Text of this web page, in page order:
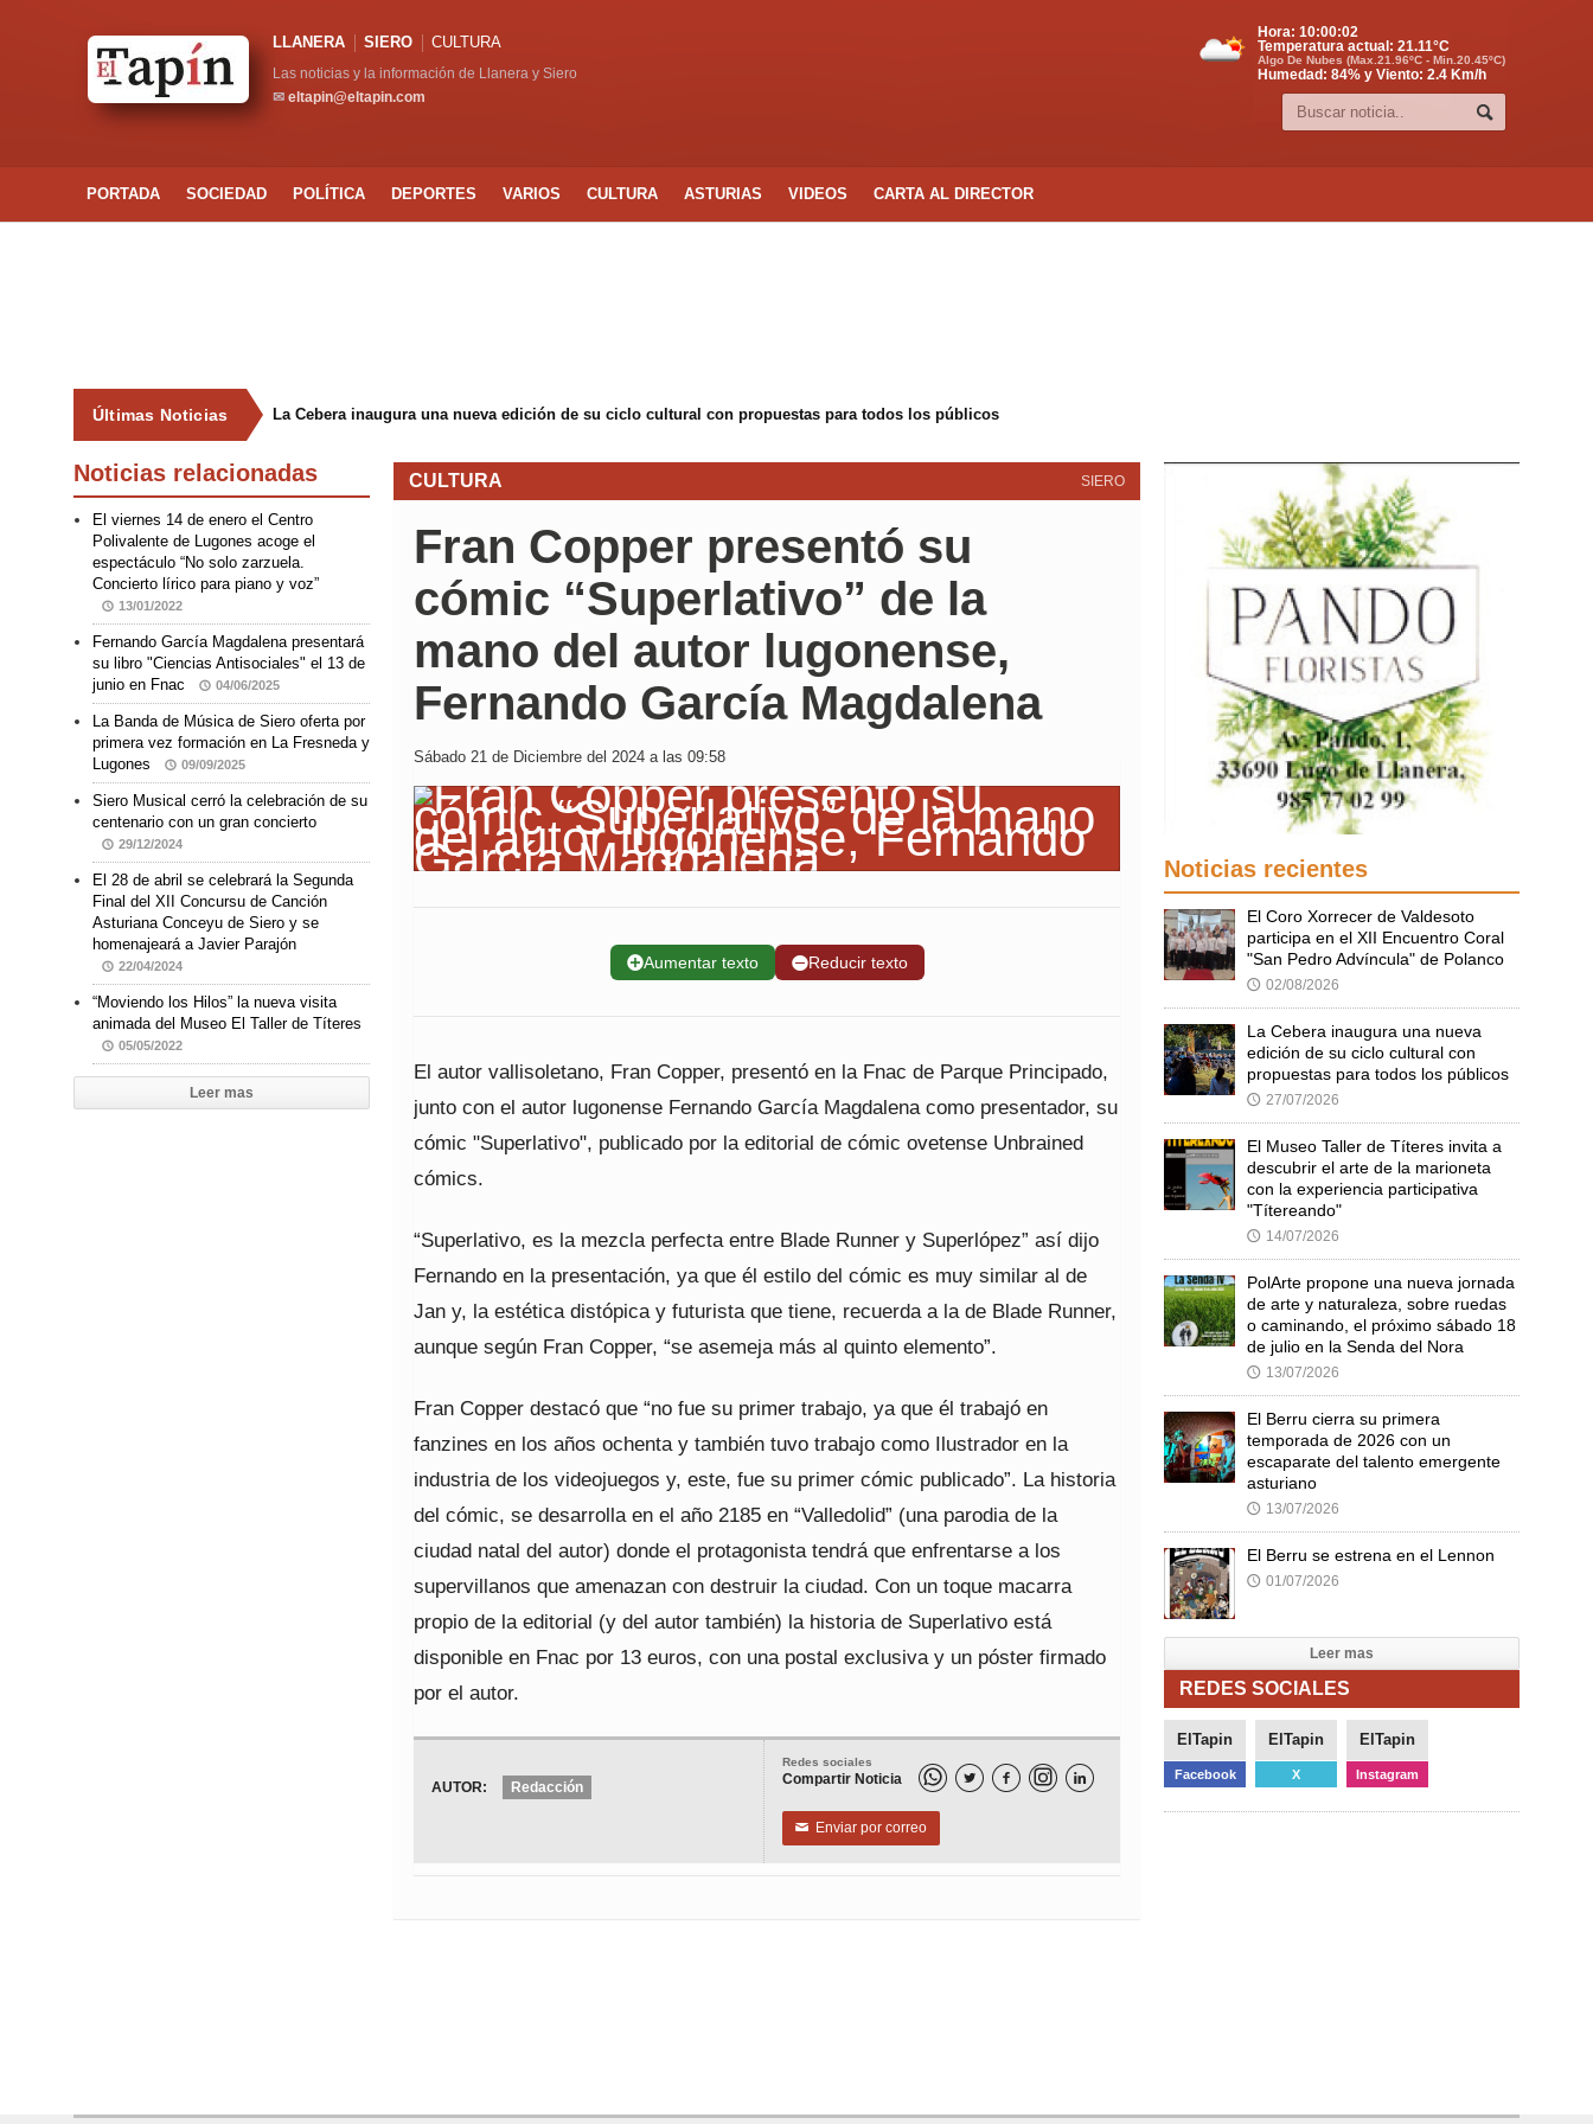
LLANERA SIERO CULTURA
Las noticias y la información de Llanera y Siero
✉ eltapin@eltapin.com
Hora: 10:00:02
Temperatura actual: 21.11°C
Algo De Nubes (Max.21.96ºC - Min.20.45ºC)
Humedad: 84% y Viento: 2.4 Km/h
PORTADA SOCIEDAD POLÍTICA DEPORTES VARIOS CULTURA ASTURIAS VIDEOS CARTA AL DIRECTOR
Últimas Noticias La Cebera inaugura una nueva edición de su ciclo cultural con propuestas para todos los públicos
SIERO
CULTURA
Fran Copper presentó su
cómic “Superlativo” de la
mano del autor lugonense,
Fernando García Magdalena
Sábado 21 de Diciembre del 2024 a las 09:58
➕Aumentar texto ➖Reducir texto
El autor vallisoletano, Fran Copper, presentó en la Fnac de Parque Principado,
junto con el autor lugonense Fernando García Magdalena como presentador, su
cómic "Superlativo", publicado por la editorial de cómic ovetense Unbrained
cómics.
“Superlativo, es la mezcla perfecta entre Blade Runner y Superlópez” así dijo
Fernando en la presentación, ya que él estilo del cómic es muy similar al de
Jan y, la estética distópica y futurista que tiene, recuerda a la de Blade Runner,
aunque según Fran Copper, “se asemeja más al quinto elemento”.
Fran Copper destacó que “no fue su primer trabajo, ya que él trabajó en
fanzines en los años ochenta y también tuvo trabajo como Ilustrador en la
industria de los videojuegos y, este, fue su primer cómic publicado”. La historia
del cómic, se desarrolla en el año 2185 en “Valledolid” (una parodia de la
ciudad natal del autor) donde el protagonista tendrá que enfrentarse a los
supervillanos que amenazan con destruir la ciudad. Con un toque macarra
propio de la editorial (y del autor también) la historia de Superlativo está
disponible en Fnac por 13 euros, con una postal exclusiva y un póster firmado
por el autor.
Redes sociales
Compartir Noticia   
✉ Enviar por correo
AUTOR: Redacción
Noticias relacionadas
El viernes 14 de enero el Centro
Polivalente de Lugones acoge el
espectáculo “No solo zarzuela.
Concierto lírico para piano y voz”
13/01/2022
Fernando García Magdalena presentará
su libro "Ciencias Antisociales" el 13 de
junio en Fnac
04/06/2025
La Banda de Música de Siero oferta por
primera vez formación en La Fresneda y
Lugones
09/09/2025
Siero Musical cerró la celebración de su
centenario con un gran concierto
29/12/2024
El 28 de abril se celebrará la Segunda
Final del XII Concursu de Canción
Asturiana Conceyu de Siero y se
homenajeará a Javier Parajón
22/04/2024
“Moviendo los Hilos” la nueva visita
animada del Museo El Taller de Títeres
05/05/2022
Leer mas
Noticias recientes
El Coro Xorrecer de Valdesoto
participa en el XII Encuentro Coral
"San Pedro Advíncula" de Polanco
🕔 02/08/2026
La Cebera inaugura una nueva
edición de su ciclo cultural con
propuestas para todos los públicos
🕔 27/07/2026
El Museo Taller de Títeres invita a
descubrir el arte de la marioneta
con la experiencia participativa
"Títereando"
🕔 14/07/2026
PolArte propone una nueva jornada
de arte y naturaleza, sobre ruedas
o caminando, el próximo sábado 18
de julio en la Senda del Nora
🕔 13/07/2026
El Berru cierra su primera
temporada de 2026 con un
escaparate del talento emergente
asturiano
🕔 13/07/2026
El Berru se estrena en el Lennon
🕔 01/07/2026
Leer mas
REDES SOCIALES
ElTapin
Facebook
ElTapin
X
ElTapin
Instagram